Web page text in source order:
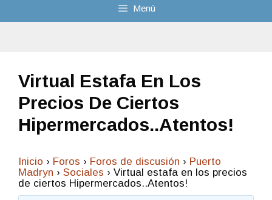
Menú
Virtual Estafa En Los
Precios De Ciertos
Hipermercados..Atentos!
Inicio › Foros › Foros de discusión › Puerto
Madryn › Sociales › Virtual estafa en los precios
de ciertos Hipermercados..Atentos!